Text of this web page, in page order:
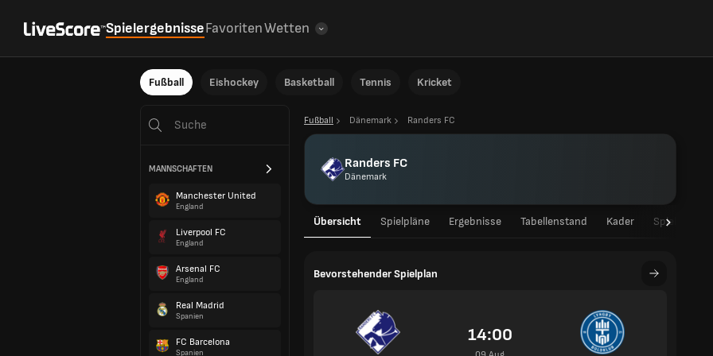
SpielergebnisseFavoritenWetten
Fußball Eishockey Basketball Tennis Kricket
MANNSCHAFTEN
Manchester United
England
Liverpool FC
England
Arsenal FC
England
Real Madrid
Spanien
FC Barcelona
Spanien
Fußball Dänemark Randers FC
Randers FC
Dänemark
Übersicht Spielpläne Ergebnisse Tabellenstand Kader
Bevorstehender Spielplan
14:00